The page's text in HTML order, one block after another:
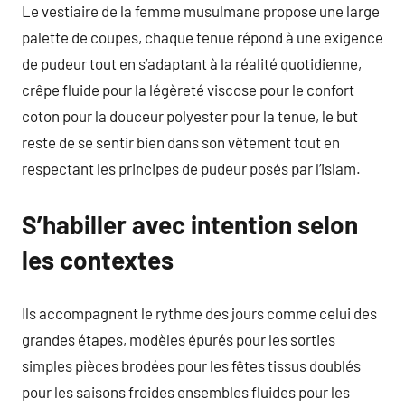
Le vestiaire de la femme musulmane propose une large
palette de coupes, chaque tenue répond à une exigence
de pudeur tout en s’adaptant à la réalité quotidienne,
crêpe fluide pour la légèreté viscose pour le confort
coton pour la douceur polyester pour la tenue, le but
reste de se sentir bien dans son vêtement tout en
respectant les principes de pudeur posés par l’islam.
S’habiller avec intention selon
les contextes
Ils accompagnent le rythme des jours comme celui des
grandes étapes, modèles épurés pour les sorties
simples pièces brodées pour les fêtes tissus doublés
pour les saisons froides ensembles fluides pour les